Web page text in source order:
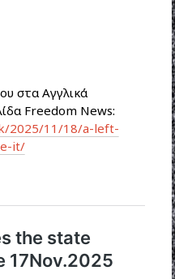
στα Αγγλικά
Freedom News:
2025/11/18/a-left-
it/